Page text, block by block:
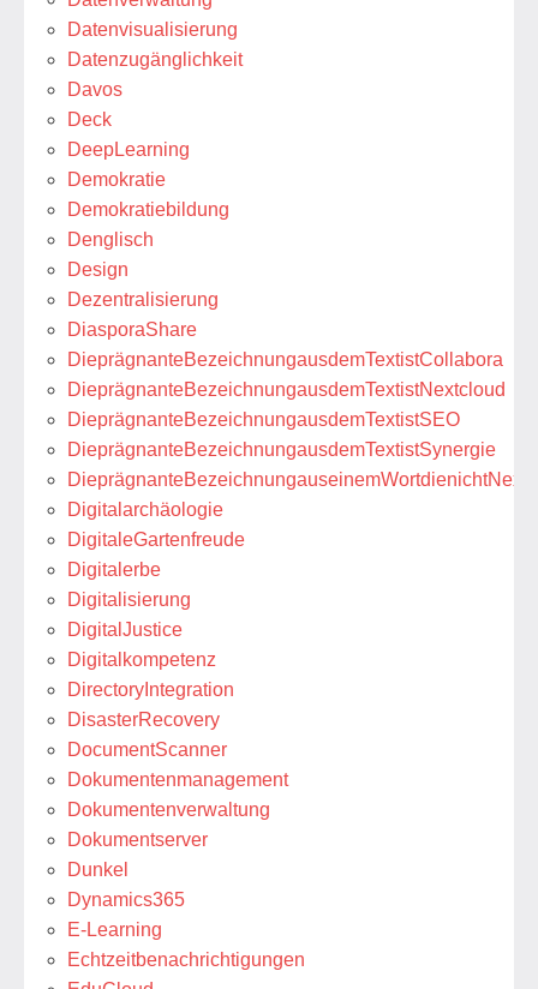
Datenvisualisierung
Datenzugänglichkeit
Davos
Deck
DeepLearning
Demokratie
Demokratiebildung
Denglisch
Design
Dezentralisierung
DiasporaShare
DieprägnanteBezeichnungausdemTextistCollabora
DieprägnanteBezeichnungausdemTextistNextcloud
DieprägnanteBezeichnungausdemTextistSEO
DieprägnanteBezeichnungausdemTextistSynergie
Digitalarchäologie
DigitaleGartenfreude
Digitalerbe
Digitalisierung
DigitalJustice
Digitalkompetenz
DirectoryIntegration
DisasterRecovery
DocumentScanner
Dokumentenmanagement
Dokumentenverwaltung
Dokumentserver
Dunkel
Dynamics365
E-Learning
Echtzeitbenachrichtigungen